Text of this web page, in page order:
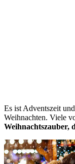
Es ist Adventszeit
Weihnachten. Viele
Weihnachtszauber,